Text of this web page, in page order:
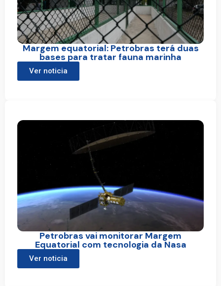
Margem equatorial: Petrobras terá duas
bases para tratar fauna marinha
Ver noticia
Petrobras vai monitorar Margem
Equatorial com tecnologia da Nasa
Ver noticia